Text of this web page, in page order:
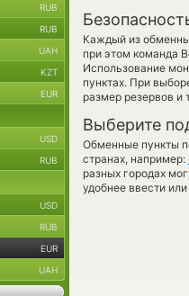
Каждый из
при этом команда
Использование
пунктах. При
размер резервов и
Выберите
Обменные пункты
странах, например:
разных городах
удобнее ввести
RUB
RUB
UAH
KZT
EUR
USD
RUB
USD
RUB
EUR
UAH